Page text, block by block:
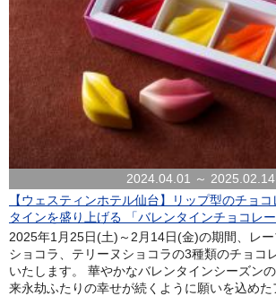
2024.04.01 ～ 2025.02.14
【ウェスティンホテル仙台】リップ型のチョ
タインを盛り上げる 「バレンタインチョコレ
2025年1月25日(土)～2月14日(金)の期間、レ
ショコラ、テリーヌショコラの3種類のチョコ
いたします。 華やかなバレンタインシーズン
来永劫ふたりの幸せが続くように願いを込めた